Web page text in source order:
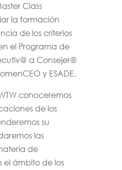
Class
la formación
de los criterios
el Programa de
a Consejer@
y ESADE.
conoceremos
de los
su
las
de
el ámbito de los